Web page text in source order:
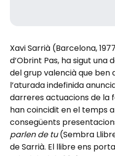
Xavi Sarrià (Barcelona,
d’Obrint Pas, ha sigut una
del grup valencià que ben
l’aturada indefinida
darreres actuacions de
han coincidit en el temps
consegüents
parlen de tu(Sembra
de Sarrià. El llibre ens